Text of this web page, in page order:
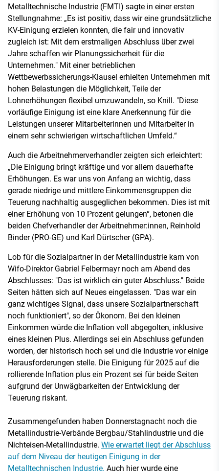
Metalltechnische Industrie (FMTI) sagte in einer ersten
Stellungnahme: „Es ist positiv, dass wir eine grundsätzliche
KV-Einigung erzielen konnten, die fair und innovativ
zugleich ist: Mit dem erstmaligen Abschluss über zwei
Jahre schaffen wir Planungssicherheit für die
Unternehmen." Mit einer betrieblichen
Wettbewerbssicherungs-Klausel erhielten Unternehmen mit
hohen Belastungen die Möglichkeit, Teile der
Lohnerhöhungen flexibel umzuwandeln, so Knill. "Diese
vorläufige Einigung ist eine klare Anerkennung für die
Leistungen unserer Mitarbeiterinnen und Mitarbeiter in
einem sehr schwierigen wirtschaftlichen Umfeld.“
Auch die Arbeitnehmerverhandler zeigten sich erleichtert:
„Die Einigung bringt kräftige und vor allem dauerhafte
Erhöhungen. Es war uns von Anfang an wichtig, dass
gerade niedrige und mittlere Einkommensgruppen die
Teuerung nachhaltig ausgeglichen bekommen. Dies ist mit
einer Erhöhung von 10 Prozent gelungen“, betonen die
beiden Chefverhandler der Arbeitnehmer:innen, Reinhold
Binder (PRO-GE) und Karl Dürtscher (GPA).
Lob für die Sozialpartner in der Metallindustrie kam von
Wifo-Direktor Gabriel Felbermayr noch am Abend des
Abschlusses: "Das ist wirklich ein guter Abschluss." Beide
Seiten hätten sich auf Neues eingelassen. "Das war ein
ganz wichtiges Signal, dass unsere Sozialpartnerschaft
noch funktioniert", so der Ökonom. Bei den kleinen
Einkommen würde die Inflation voll abgegolten, inklusive
eines kleinen Plus. Allerdings sei ein Abschluss gefunden
worden, der historisch hoch sei und die Industrie vor einige
Herausforderungen stelle. Die Einigung für 2025 auf die
rollierende Inflation plus ein Prozent sei für beide Seiten
aufgrund der Unwägbarkeiten der Entwicklung der
Teuerung riskant.
Zusammengefunden haben Donnerstagnacht noch die
Metallindustrie-Verbände Bergbau/Stahlindustrie und die
Nichteisen-Metallindustrie. Wie erwartet liegt der Abschluss
auf dem Niveau der heutigen Einigung in der
Metalltechnischen Industrie. Auch hier wurde eine